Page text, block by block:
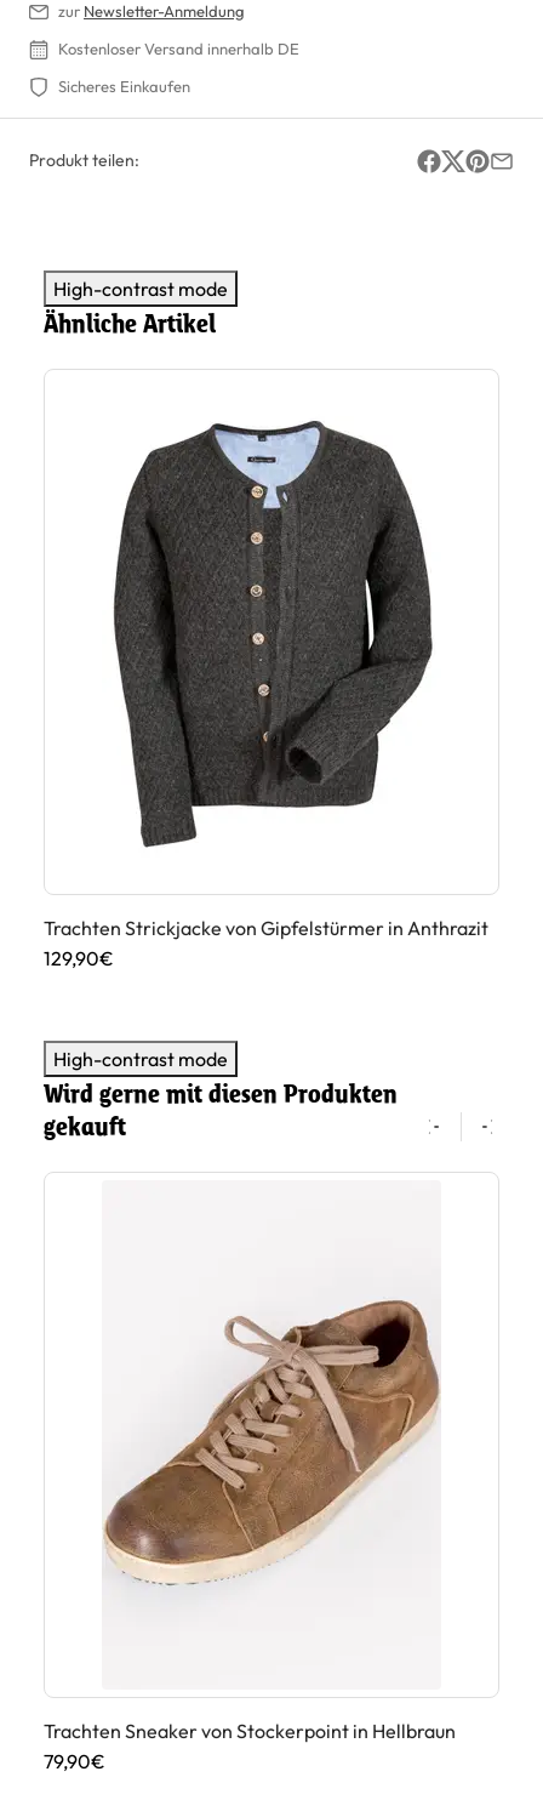
zur Newsletter-Anmeldung
Kostenloser Versand innerhalb DE
Sicheres Einkaufen
Produkt teilen:
High-contrast mode
Ähnliche Artikel
Trachten Strickjacke von Gipfelstürmer in Anthrazit
129,90€
High-contrast mode
Wird gerne mit diesen Produkten
gekauft
Trachten Sneaker von Stockerpoint in Hellbraun
79,90€